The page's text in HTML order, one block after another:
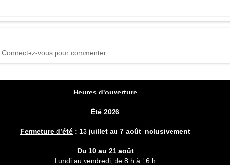
Connectez-vous pour commenter.
Heures d'ouverture
Été 2026
Fermeture d’été : 13 juillet au 7 août inclusivement
Du 10 au 21 août
Lundi au vendredi, de 8 h à 16 h